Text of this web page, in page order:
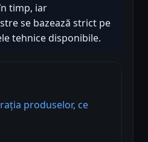
timp, iar
se bazează strict pe
tehnice disponibile.
produselor, ce